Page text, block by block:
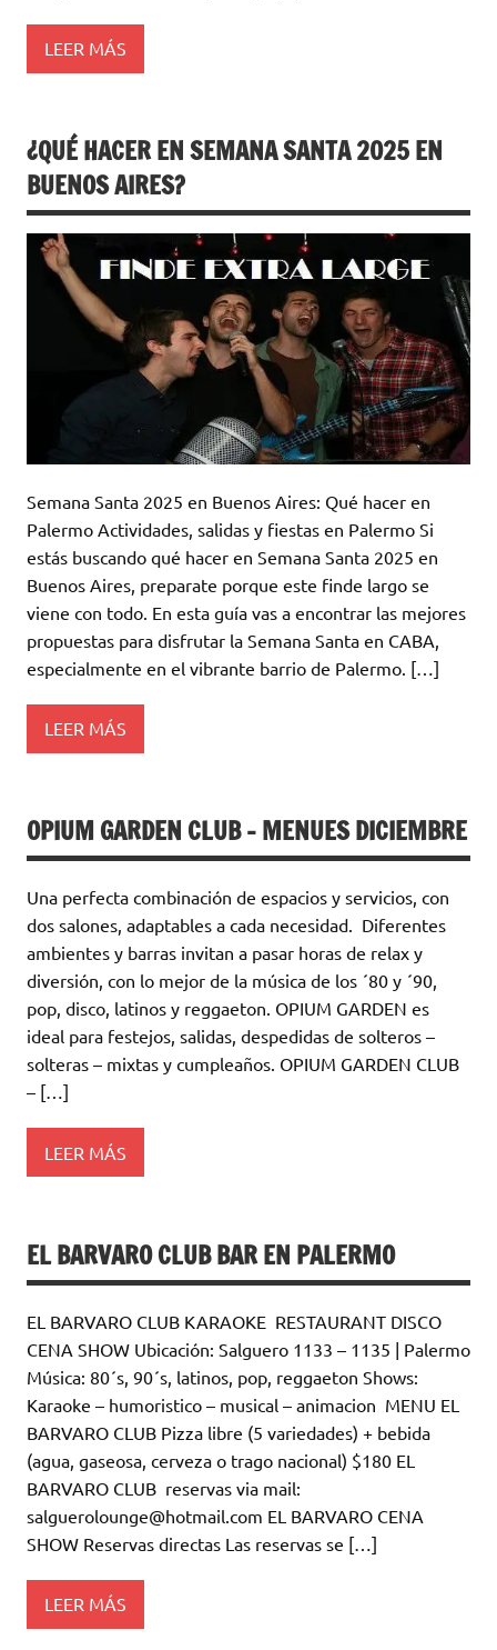
LEER MÁS
¿QUÉ HACER EN SEMANA SANTA 2025 EN
BUENOS AIRES?
Semana Santa 2025 en Buenos Aires: Qué hacer en
Palermo Actividades, salidas y fiestas en Palermo Si
estás buscando qué hacer en Semana Santa 2025 en
Buenos Aires, preparate porque este finde largo se
viene con todo. En esta guía vas a encontrar las mejores
propuestas para disfrutar la Semana Santa en CABA,
especialmente en el vibrante barrio de Palermo. […]
LEER MÁS
OPIUM GARDEN CLUB – MENUES DICIEMBRE
Una perfecta combinación de espacios y servicios, con
dos salones, adaptables a cada necesidad. Diferentes
ambientes y barras invitan a pasar horas de relax y
diversión, con lo mejor de la música de los ´80 y ´90,
pop, disco, latinos y reggaeton. OPIUM GARDEN es
ideal para festejos, salidas, despedidas de solteros –
solteras – mixtas y cumpleaños. OPIUM GARDEN CLUB
– […]
LEER MÁS
EL BARVARO CLUB BAR EN PALERMO
EL BARVARO CLUB KARAOKE RESTAURANT DISCO
CENA SHOW Ubicación: Salguero 1133 – 1135 | Palermo
Música: 80´s, 90´s, latinos, pop, reggaeton Shows:
Karaoke – humoristico – musical – animacion MENU EL
BARVARO CLUB Pizza libre (5 variedades) + bebida
(agua, gaseosa, cerveza o trago nacional) $180 EL
BARVARO CLUB reservas via mail:
salguerolounge@hotmail.com EL BARVARO CENA
SHOW Reservas directas Las reservas se […]
LEER MÁS